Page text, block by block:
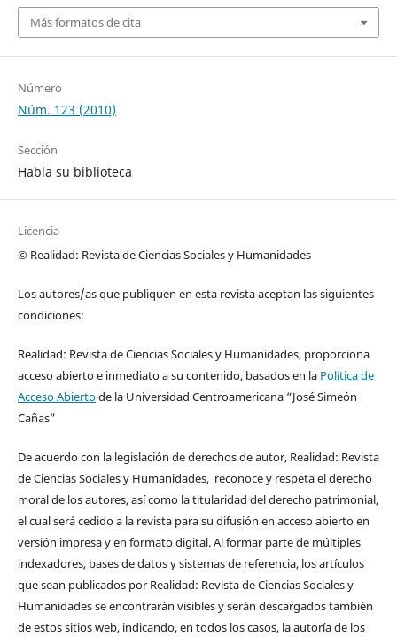
Más formatos de cita
Número
Núm. 123 (2010)
Sección
Habla su biblioteca
Licencia
© Realidad: Revista de Ciencias Sociales y Humanidades
Los autores/as que publiquen en esta revista aceptan las siguientes
condiciones:
Realidad: Revista de Ciencias Sociales y Humanidades, proporciona
acceso abierto e inmediato a su contenido, basados en la Política de
Acceso Abiertode la Universidad Centroamericana “José Simeón
Cañas”
De acuerdo con la legislación de derechos de autor, Realidad: Revista
de Ciencias Sociales y Humanidades, reconoce y respeta el derecho
moral de los autores, así como la titularidad del derecho patrimonial,
el cual será cedido a la revista para su difusión en acceso abierto en
versión impresa y en formato digital. Al formar parte de múltiples
indexadores, bases de datos y sistemas de referencia, los artículos
que sean publicados por Realidad: Revista de Ciencias Sociales y
Humanidades se encontrarán visibles y serán descargados también
de estos sitios web, indicando, en todos los casos, la autoría de los